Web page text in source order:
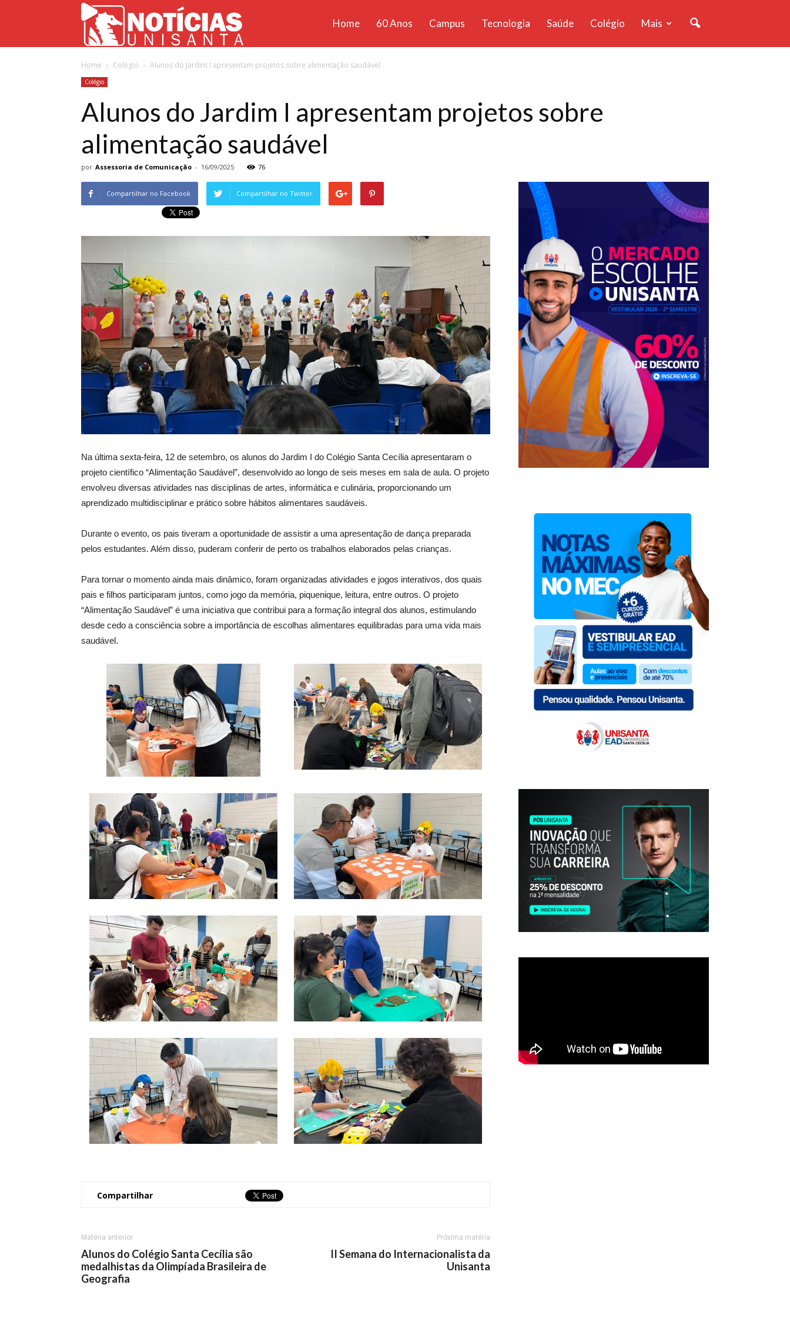
Unisanta
Home 60 Anos Campus Tecnologia Saúde Colégio Mais
Home Colégio Alunos do Jardim I apresentam projetos sobre alimentação saudável
Colégio
Alunos do Jardim I apresentam projetos sobre
alimentação saudável
por Assessoria de Comunicação - 16/09/2025 76
Compartilhar no Facebook Compartilhar no Twitter
Na última sexta-feira, 12 de setembro, os alunos do Jardim I do Colégio Santa Cecília apresentaram o
projeto científico “Alimentação Saudável”, desenvolvido ao longo de seis meses em sala de aula. O projeto
envolveu diversas atividades nas disciplinas de artes, informática e culinária, proporcionando um
aprendizado multidisciplinar e prático sobre hábitos alimentares saudáveis.
Durante o evento, os pais tiveram a oportunidade de assistir a uma apresentação de dança preparada
pelos estudantes. Além disso, puderam conferir de perto os trabalhos elaborados pelas crianças.
Para tornar o momento ainda mais dinâmico, foram organizadas atividades e jogos interativos, dos quais
pais e filhos participaram juntos, como jogo da memória, piquenique, leitura, entre outros. O projeto
“Alimentação Saudável” é uma iniciativa que contribui para a formação integral dos alunos, estimulando
desde cedo a consciência sobre a importância de escolhas alimentares equilibradas para uma vida mais
saudável.
Compartilhar
Matéria anterior
Alunos do Colégio Santa Cecília são
medalhistas da Olimpíada Brasileira de
Geografia
Próxima matéria
II Semana do Internacionalista da
Unisanta